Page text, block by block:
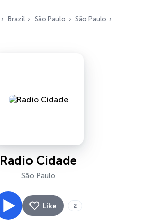
Brazil São Paulo
São Paulo
Radio Cidade
São Paulo
Like 2